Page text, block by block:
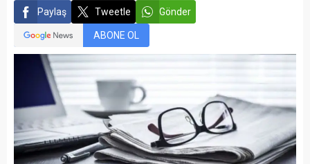
Paylaş Tweetle Gönder
ABONE OL